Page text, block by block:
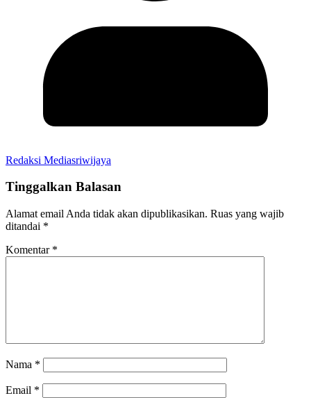
Redaksi Mediasriwijaya
Tinggalkan Balasan
Alamat email Anda tidak akan dipublikasikan. Ruas yang wajib
ditandai *
Komentar *
Nama *
Email *